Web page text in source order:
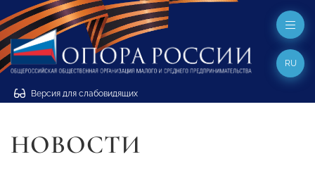
Версия для слабовидящих
RU
НОВОСТИ